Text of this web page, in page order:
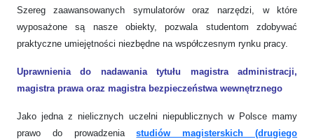
Szereg zaawansowanych symulatorów oraz narzędzi, w które
wyposażone są nasze obiekty, pozwala studentom zdobywać
praktyczne umiejętności niezbędne na współczesnym rynku pracy.
Uprawnienia do nadawania tytułu magistra administracji,
magistra prawa oraz magistra bezpieczeństwa wewnętrznego
Jako jedna z nielicznych uczelni niepublicznych w Polsce mamy
prawo do prowadzeniastudiów magisterskich (drugiego